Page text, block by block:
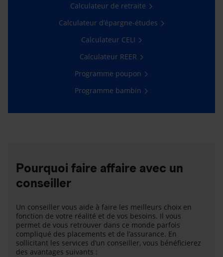
Calculateur de retraite
Calculateur d’épargne-études
Calculateur CELI
Calculateur REER
Programme poupon
Programme bambin
Pourquoi faire affaire avec un
conseiller
Un conseiller vous aide à faire les meilleurs choix en
fonction de votre réalité et de vos besoins. Il vous
permet de vous retrouver dans ce monde parfois
compliqué des placements et de l’assurance. En
sollicitant les services d’un conseiller, vous bénéficierez
des avantages suivants :